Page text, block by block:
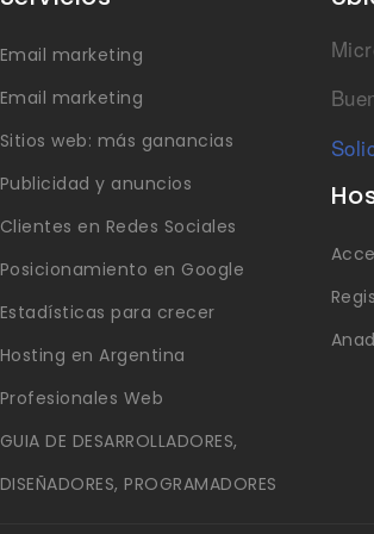
Email marketing
Email marketing
Sitios web: más ganancias
Publicidad y anuncios
Clientes en Redes Sociales
Posicionamiento en Google
Estadísticas para crecer
Hosting en Argentina
Profesionales Web
GUIA DE DESARROLLADORES,
DISEÑADORES, PROGRAMADORES